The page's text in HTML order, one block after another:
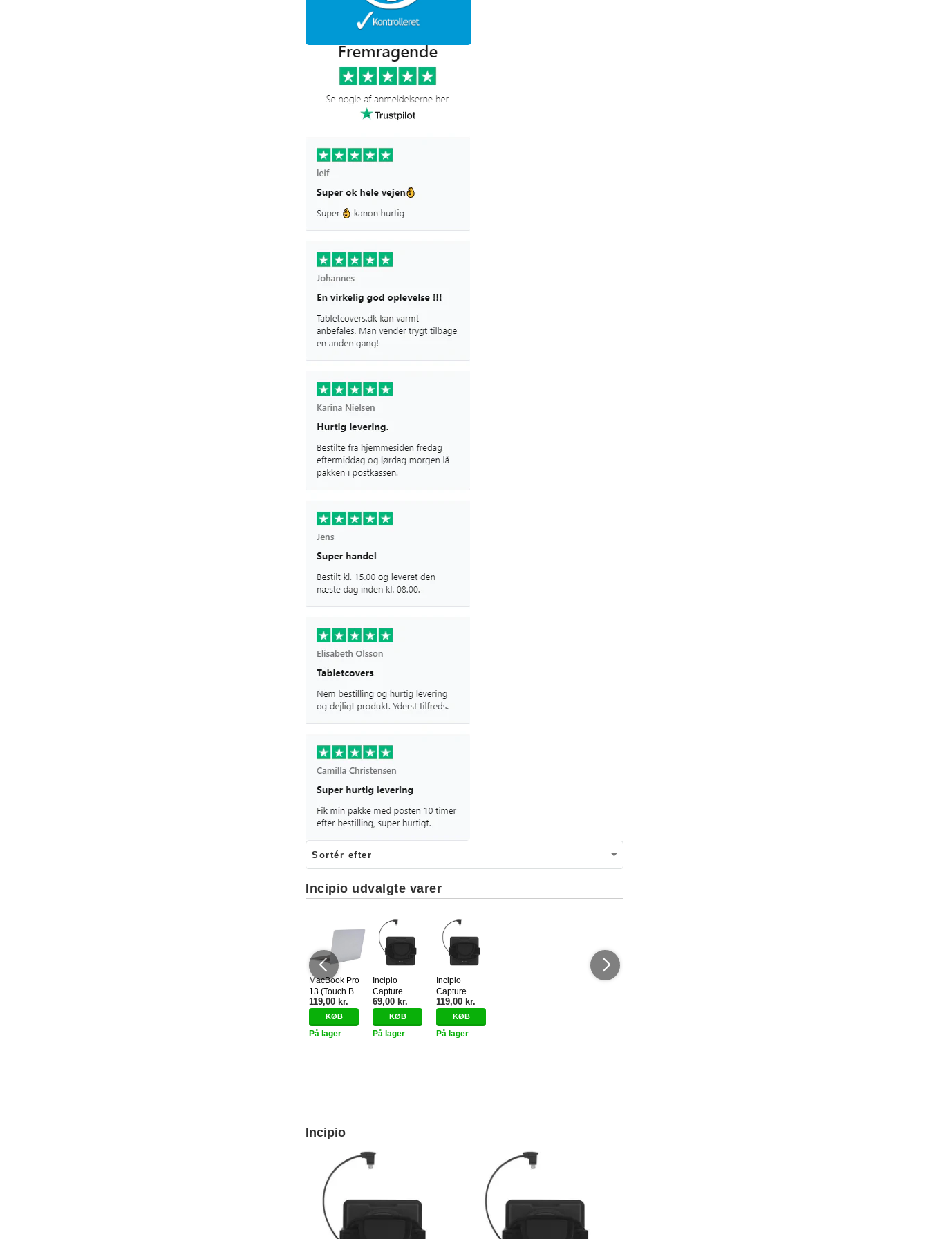
Incipio udvalgte varer
MacBook Pro
13 (Touch Bar /
Uden Touch
Bar) Incipio
Snap Jacket -
Silver
119,00 kr.
På lager
Incipio
Capture
Battery
8000mAh w.
USB Output
(PW-273-BLK)
69,00 kr.
På lager
Incipio
Capture
Security
Module
Microsoft
Surface USB
119,00 kr.
På lager
Incipio